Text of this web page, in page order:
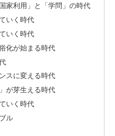
家利用」と「学問」の時代
いく時代
いく時代
化が始まる時代
スに変える時代
が芽生える時代
いく時代
ル